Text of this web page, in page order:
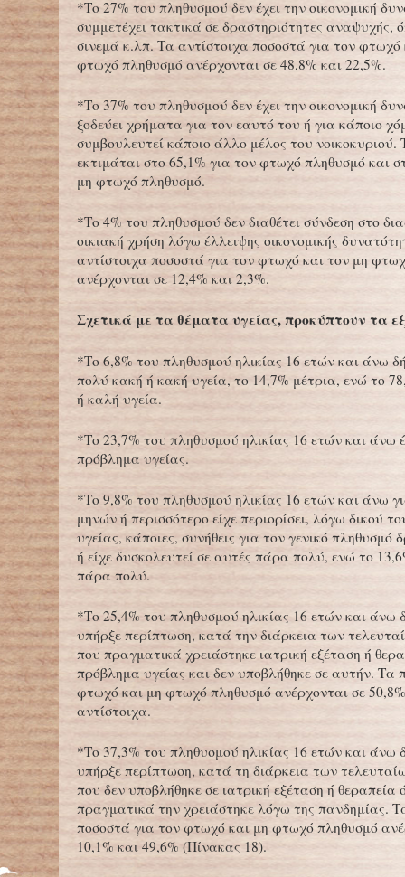
*Το 27% του πληθυσμού δεν έχει την οικονομική
συμμετέχει τακτικά σε δραστηριότητες αναψυχής,
σινεμά κ.λπ. Τα αντίστοιχα ποσοστά για τον φτωχό
φτωχό πληθυσμό ανέρχονται σε 48,8% και 22,5%.
*Το 37% του πληθυσμού δεν έχει την οικονομική
ξοδεύει χρήματα για τον εαυτό του ή για κάποιο
συμβουλευτεί κάποιο άλλο μέλος του νοικοκυριού.
εκτιμάται στο 65,1% για τον φτωχό πληθυσμό και
μη φτωχό πληθυσμό.
*Το 4% του πληθυσμού δεν διαθέτει σύνδεση στο
οικιακή χρήση λόγω έλλειψης οικονομικής
αντίστοιχα ποσοστά για τον φτωχό και τον μη
ανέρχονται σε 12,4% και 2,3%.
Σχετικά με τα θέματα υγείας, προκύπτουν τα
*Το 6,8% του πληθυσμού ηλικίας 16 ετών και άνω
πολύ κακή ή κακή υγεία, το 14,7% μέτρια, ενώ το
ή καλή υγεία.
*Το 23,7% του πληθυσμού ηλικίας 16 ετών και άνω
πρόβλημα υγείας.
*Το 9,8% του πληθυσμού ηλικίας 16 ετών και άνω
μηνών ή περισσότερο είχε περιορίσει, λόγω δικού
υγείας, κάποιες, συνήθεις για τον γενικό πληθυσμό
ή είχε δυσκολευτεί σε αυτές πάρα πολύ, ενώ το
πάρα πολύ.
*Το 25,4% του πληθυσμού ηλικίας 16 ετών και άνω
υπήρξε περίπτωση, κατά την διάρκεια των
που πραγματικά χρειάστηκε ιατρική εξέταση ή
πρόβλημα υγείας και δεν υποβλήθηκε σε αυτήν. Τα
φτωχό και μη φτωχό πληθυσμό ανέρχονται σε
αντίστοιχα.
*Το 37,3% του πληθυσμού ηλικίας 16 ετών και άνω
υπήρξε περίπτωση, κατά τη διάρκεια των
που δεν υποβλήθηκε σε ιατρική εξέταση ή θεραπεία
πραγματικά την χρειάστηκε λόγω της πανδημίας.
ποσοστά για τον φτωχό και μη φτωχό πληθυσμό
10,1% και 49,6% (Πίνακας 18).